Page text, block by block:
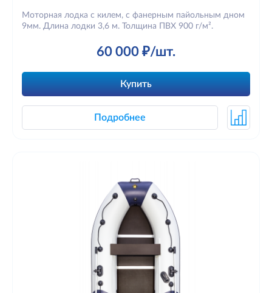
Моторная лодка с килем, с фанерным пайольным дном
9мм. Длина лодки 3,6 м. Толщина ПВХ 900 г/м².
60 000 ₽/шт.
Купить
Подробнее